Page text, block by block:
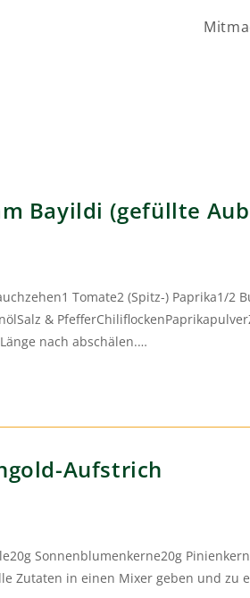
Bayildi (gefüllte
Tomate2 (Spitz-) Paprika1/2
&
nach abschälen.…
Aufstrich
Sonnenblumenkerne20g
Zutaten in einen Mixer geben und zu